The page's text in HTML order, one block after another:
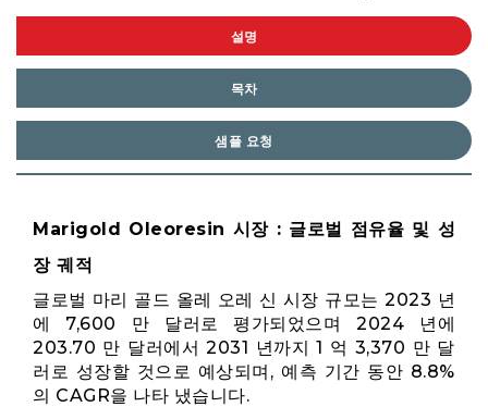
설명
목차
샘플 요청
Marigold Oleoresin 시장 : 글로벌 점유율 및 성
장 궤적
글로벌 마리 골드 올레 오레 신 시장 규모는 2023 년
에 7,600 만 달러로 평가되었으며 2024 년에
203.70 만 달러에서 2031 년까지 1 억 3,370 만 달
러로 성장할 것으로 예상되며, 예측 기간 동안 8.8%
의 CAGR을 나타 냈습니다.